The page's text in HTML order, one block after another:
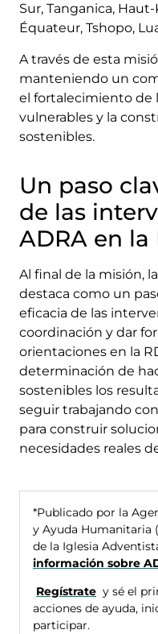
Sur, Tanganica,
Équateur, Tshopo,
A través de esta
manteniendo un
el fortalecimiento de
vulnerables y la
sostenibles.
Un paso
de las
ADRA en la
Al final de la misión,
destaca como un
eficacia de las
coordinación y dar
orientaciones en la
determinación de
sostenibles los
seguir trabajando
para construir
necesidades reales
*Publicado por la
y Ayuda Humanitaria
de la Iglesia
información sobre
Regístrate y sé el
acciones de ayuda,
participar.